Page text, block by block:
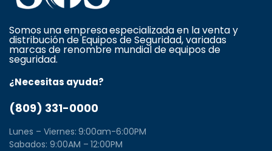
Somos una empresa especializada en la venta y
distribución de Equipos de Seguridad, variadas
marcas de renombre mundial de equipos de
seguridad.
¿Necesitas ayuda?
(809) 331-0000
Lunes – Viernes: 9:00am-6:00PM
Sabados: 9:00AM – 12:00PM